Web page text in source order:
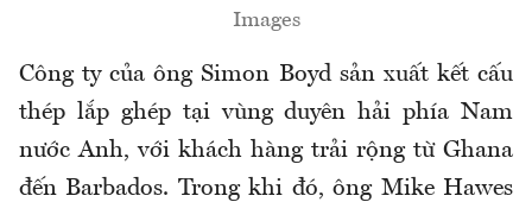
Images
Công ty của ông Simon Boyd sản xuất kết cấu
thép lắp ghép tại vùng duyên hải phía Nam
nước Anh, với khách hàng trải rộng từ Ghana
đến Barbados. Trong khi đó, ông Mike Hawes